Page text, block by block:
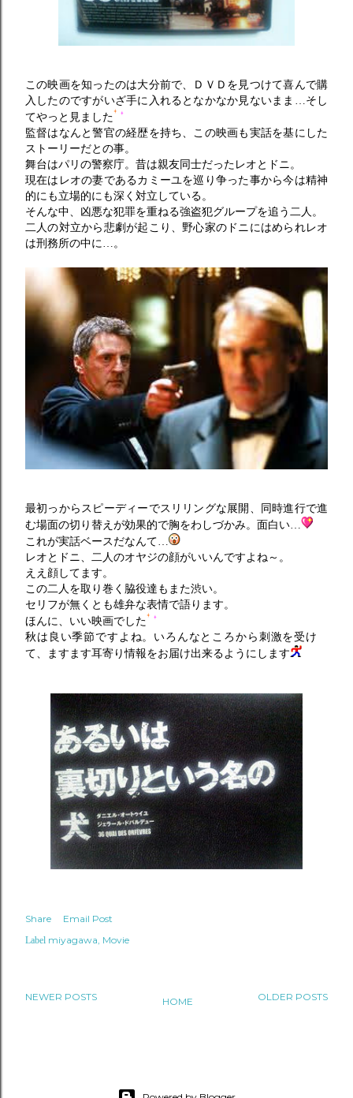
この映画を知ったのは大分前で、ＤＶＤを見つけて喜んで購
入したのですがいざ手に入れるとなかなか見ないまま…そし
てやっと見ました
監督はなんと警官の経歴を持ち、この映画も実話を基にした
ストーリーだとの事。
舞台はパリの警察庁。昔は親友同士だったレオとドニ。
現在はレオの妻であるカミーユを巡り争った事から今は精神
的にも立場的にも深く対立している。
そんな中、凶悪な犯罪を重ねる強盗犯グループを追う二人。
二人の対立から悲劇が起こり、野心家のドニにはめられレオ
は刑務所の中に…。
最初っからスピーディーでスリリングな展開、同時進行で進
む場面の切り替えが効果的で胸をわしづかみ。面白い…
これが実話ベースだなんて…
レオとドニ、二人のオヤジの顔がいいんですよね～。
ええ顔してます。
この二人を取り巻く脇役達もまた渋い。
セリフが無くとも雄弁な表情で語ります。
ほんに、いい映画でした
秋は良い季節ですよね。いろんなところから刺激を受け
て、ますます耳寄り情報をお届け出来るようにします
Share Email Post
Label miyagawa Movie
NEWER POSTS OLDER POSTS
HOME